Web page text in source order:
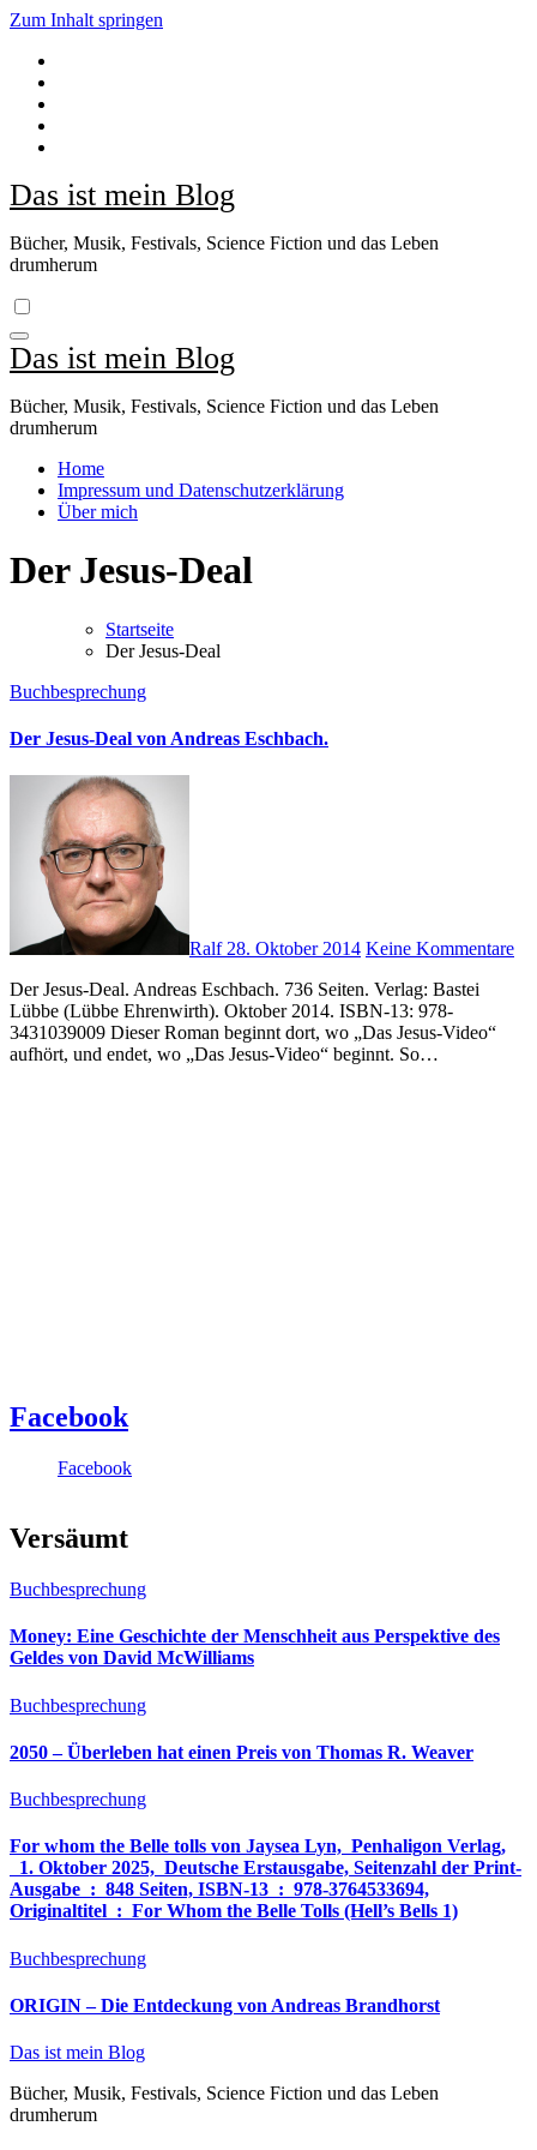
Zum Inhalt springen
Das ist mein Blog
Bücher, Musik, Festivals, Science Fiction und das Leben
drumherum
Das ist mein Blog
Bücher, Musik, Festivals, Science Fiction und das Leben
drumherum
Home
Impressum und Datenschutzerklärung
Über mich
Der Jesus-Deal
Startseite
Der Jesus-Deal
Buchbesprechung
Der Jesus-Deal von Andreas Eschbach.
Ralf28. Oktober 2014 Keine Kommentare
Der Jesus-Deal. Andreas Eschbach. 736 Seiten. Verlag: Bastei
Lübbe (Lübbe Ehrenwirth). Oktober 2014. ISBN-13: 978-
3431039009 Dieser Roman beginnt dort, wo „Das Jesus-Video“
aufhört, und endet, wo „Das Jesus-Video“ beginnt. So…
Facebook
Facebook
Versäumt
Buchbesprechung
Money: Eine Geschichte der Menschheit aus Perspektive des
Geldes von David McWilliams
Buchbesprechung
2050 – Überleben hat einen Preis von Thomas R. Weaver
Buchbesprechung
For whom the Belle tolls von Jaysea Lyn, ‎ Penhaligon Verlag,
‎ 1. Oktober 2025, ‎ Deutsche Erstausgabe, Seitenzahl der Print-
Ausgabe ‏ : ‎ 848 Seiten, ISBN-13 ‏ : ‎ 978-3764533694,
Originaltitel ‏ : ‎ For Whom the Belle Tolls (Hell’s Bells 1)
Buchbesprechung
ORIGIN – Die Entdeckung von Andreas Brandhorst
Das ist mein Blog
Bücher, Musik, Festivals, Science Fiction und das Leben
drumherum